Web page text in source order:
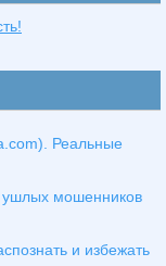
Реальные
ушлых мошенников
и избежать